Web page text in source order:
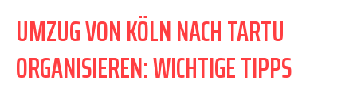
UMZUG VON KÖLN NACH TARTU
ORGANISIEREN: WICHTIGE TIPPS